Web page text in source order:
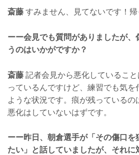
斎藤 すみません、見てないです！
ーー会見でも質問がありましたが、
うのはいかがですか？
斎藤 記者会見から悪化しているこ
っているんですけど、練習でも気を
ような状況です。痕が残っているの
悪化はしていないはずです。
ーー昨日、朝倉選手が「その傷口を
たい」と話していましたが、それに